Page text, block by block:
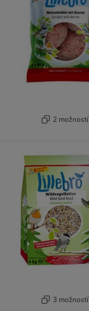
2 možností
3 možností